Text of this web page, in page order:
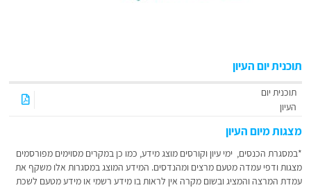
תוכנית יום העיון
תוכנית יום
העיון
מצגות מיום העיון
*במסגרת הכנסים, ימי עיון וקורסים מוצג מידע, כמו כן במקרים מסוימים מפורסמים
מצגות ודפי עמדה מטעם מרצים ומהנדסים. המידע המוצג במסגרות אלו משקף את
עמדת המרצה והמציג ובשום מקרה אין לראות בו מידע רשמי או מידע מטעם לשכת